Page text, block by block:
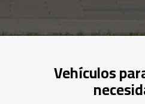
Vehículos